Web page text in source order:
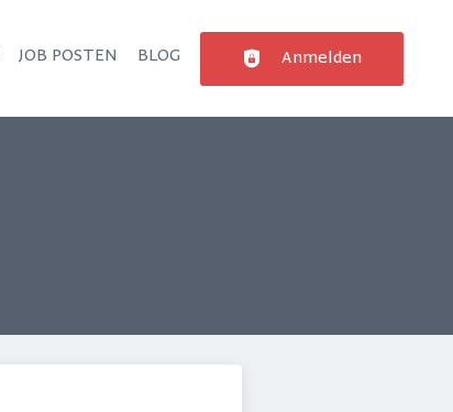
JOB POSTEN BLOG Anmelden